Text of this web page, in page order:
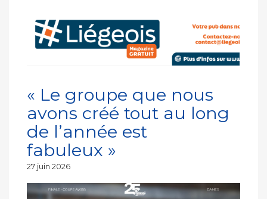
« Le groupe que nous
avons créé tout au long
de l’année est
fabuleux »
Publié
27 juin 2026